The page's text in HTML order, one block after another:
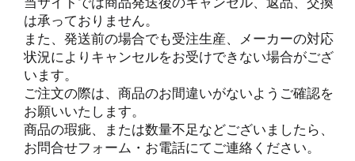
当サイトでは商品発送後のキャンセル、返品、交換
は承っておりません。
また、発送前の場合でも受注生産、メーカーの対応
状況によりキャンセルをお受けできない場合がござ
います。
ご注文の際は、商品のお間違いがないようご確認を
お願いいたします。
商品の瑕疵、または数量不足などございましたら、
お問合せフォーム・お電話にてご連絡ください。